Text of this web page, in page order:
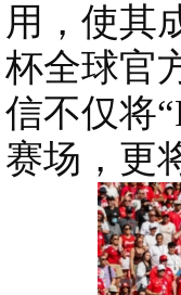
用，使其
杯全球官
信不仅将
赛场，更